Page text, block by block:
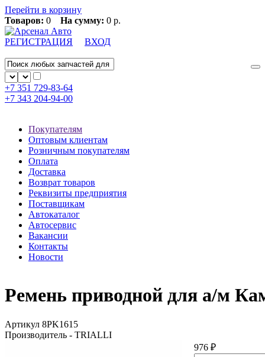
Перейти в корзину
Товаров: 0 На сумму: 0 р.
РЕГИСТРАЦИЯ ВХОД
+7 351 729-83-64
+7 343 204-94-00
Покупателям
Оптовым клиентам
Розничным покупателям
Оплата
Доставка
Возврат товаров
Реквизиты предприятия
Поставщикам
Автокаталог
Автосервис
Вакансии
Контакты
Новости
Ремень приводной для а/м
Артикул 8PK1615
Производитель - TRIALLI
976 ₽